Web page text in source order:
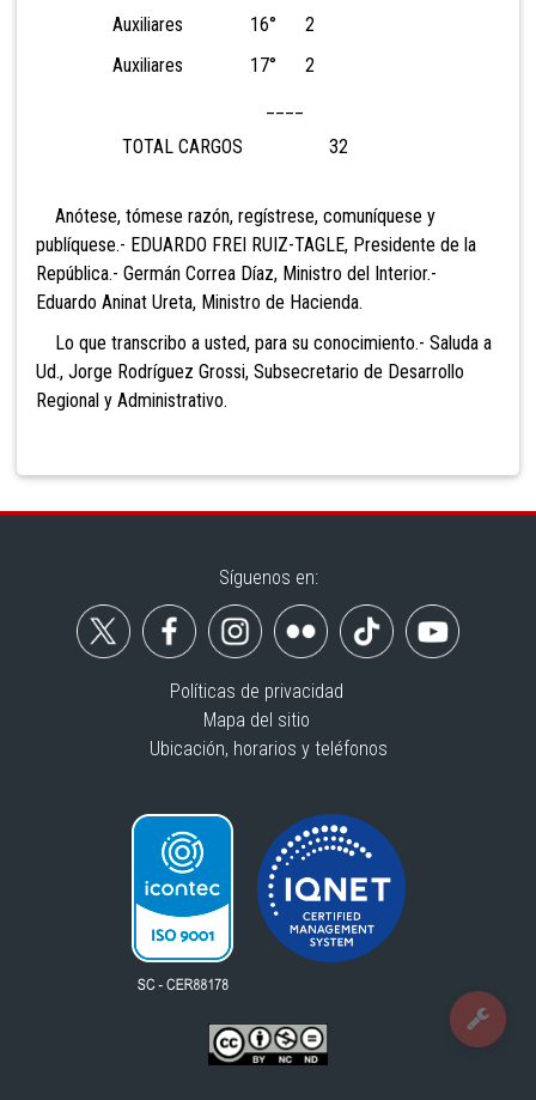
Auxiliares 16° 2
Auxiliares 17° 2
TOTAL CARGOS 32
Anótese, tómese razón, regístrese, comuníquese y
publíquese.- EDUARDO FREI RUIZ-TAGLE, Presidente de la
República.- Germán Correa Díaz, Ministro del Interior.-
Eduardo Aninat Ureta, Ministro de Hacienda.
Lo que transcribo a usted, para su conocimiento.- Saluda a
Ud., Jorge Rodríguez Grossi, Subsecretario de Desarrollo
Regional y Administrativo.
Síguenos en:
Políticas de privacidad
Mapa del sitio
Ubicación, horarios y teléfonos